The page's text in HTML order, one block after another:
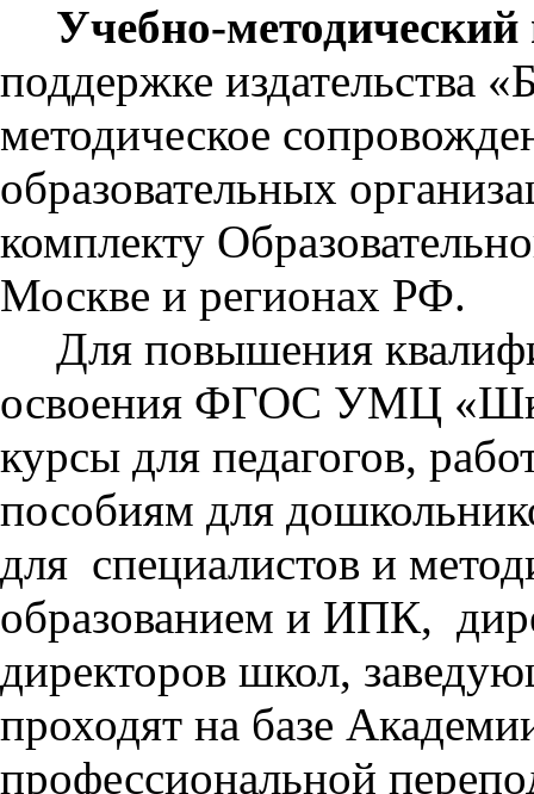
Учебно-
поддержке издательства
методическое
образовательных
комплекту
Москве и регионах РФ.
Для повышения
освоения ФГОС УМЦ
курсы для педагогов,
пособиям для
для специалистов и
образованием и ИПК,
директоров школ,
проходят на базе
профессиональной